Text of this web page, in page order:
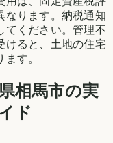
なります。納税通知
てください。管理不
けると、土地の住宅
す。
相馬市の実
ド